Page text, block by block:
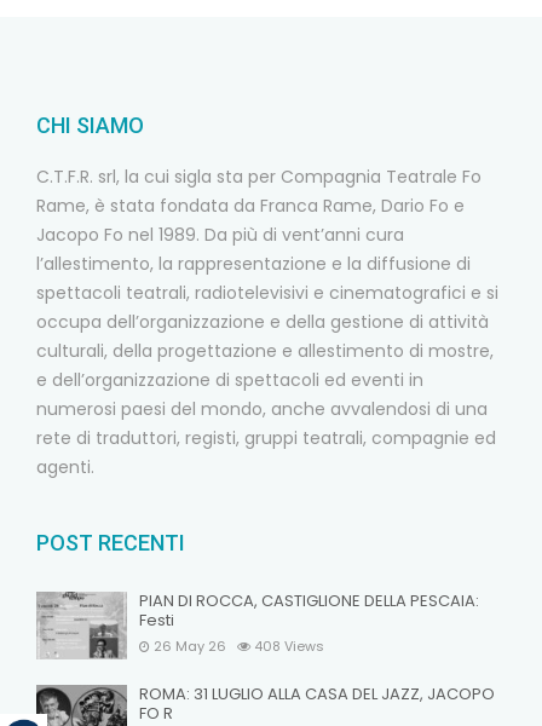
CHI SIAMO
C.T.F.R. srl, la cui sigla sta per Compagnia Teatrale Fo
Rame, è stata fondata da Franca Rame, Dario Fo e
Jacopo Fo nel 1989. Da più di vent’anni cura
l’allestimento, la rappresentazione e la diffusione di
spettacoli teatrali, radiotelevisivi e cinematografici e si
occupa dell’organizzazione e della gestione di attività
culturali, della progettazione e allestimento di mostre,
e dell’organizzazione di spettacoli ed eventi in
numerosi paesi del mondo, anche avvalendosi di una
rete di traduttori, registi, gruppi teatrali, compagnie ed
agenti.
POST RECENTI
PIAN DI ROCCA, CASTIGLIONE DELLA PESCAIA:
Festi
26 May 26 408 Views
ROMA: 31 LUGLIO ALLA CASA DEL JAZZ, JACOPO
FO R